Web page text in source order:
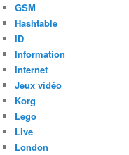
GSM
Hashtable
ID
Information
Internet
Jeux vidéo
Korg
Lego
Live
London